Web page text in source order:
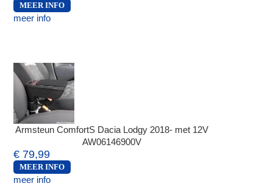
MEER INFO
meer info
Armsteun ComfortS Dacia Lodgy 2018- met 12V
AW06146900V
€ 79,99
MEER INFO
meer info